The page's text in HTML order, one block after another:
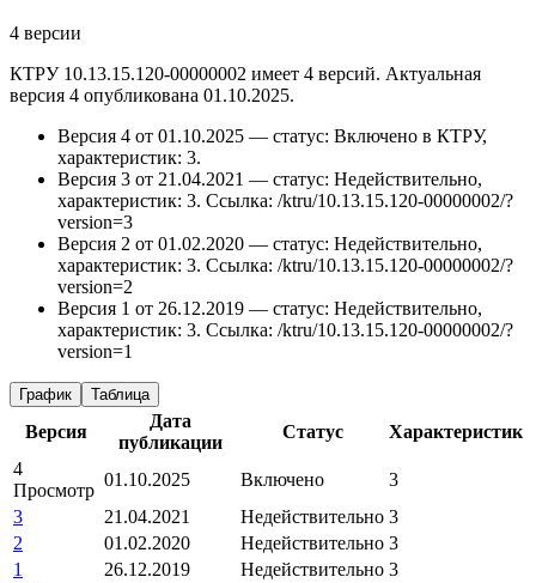
4 версии
КТРУ 10.13.15.120-00000002 имеет 4 версий. Актуальная
версия 4 опубликована 01.10.2025.
Версия 4 от 01.10.2025 — статус: Включено в КТРУ,
характеристик: 3.
Версия 3 от 21.04.2021 — статус: Недействительно,
характеристик: 3. Ссылка: /ktru/10.13.15.120-00000002/?
version=3
Версия 2 от 01.02.2020 — статус: Недействительно,
характеристик: 3. Ссылка: /ktru/10.13.15.120-00000002/?
version=2
Версия 1 от 26.12.2019 — статус: Недействительно,
характеристик: 3. Ссылка: /ktru/10.13.15.120-00000002/?
version=1
График Таблица
Версия
Дата
публикации
Статус
Характеристик
4
Просмотр
01.10.2025 Включено
3
3
21.04.2021 Недействительно 3
2
01.02.2020 Недействительно 3
1
26.12.2019 Недействительно 3